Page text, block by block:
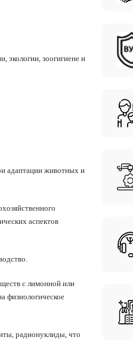
экологии, зоогигиене и
адаптации животных и
аспектов
с лимонной или
физиологическое
радионуклиды, что